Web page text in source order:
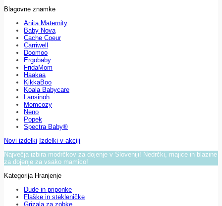
Blagovne znamke
Anita Maternity
Baby Nova
Cache Coeur
Carriwell
Doomoo
Ergobaby
FridaMom
Haakaa
KikkaBoo
Koala Babycare
Lansinoh
Momcozy
Neno
Popek
Spectra Baby®
Novi izdelki Izdelki v akciji
Največja izbira modrčkov za dojenje v Sloveniji! Nedrčki, majice in blazine
za dojenje za vsako mamico!
Kategorija Hranjenje
Dude in priponke
Flaške in stekleničke
Grizala za zobke